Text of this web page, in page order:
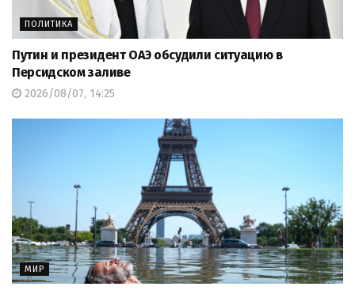
ПОЛИТИКА
Путин и президент ОАЭ обсудили ситуацию в
Персидском заливе
2026/08/07, 14:25
МИР